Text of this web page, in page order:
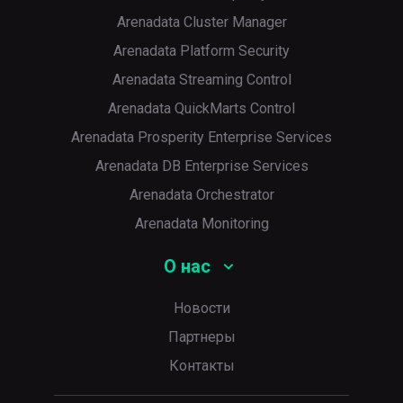
Arenadata Cluster Manager
Arenadata Platform Security
Arenadata Streaming Control
Arenadata QuickMarts Control
Arenadata Prosperity Enterprise Services
Arenadata DB Enterprise Services
Arenadata Orchestrator
Arenadata Monitoring
О нас
Новости
Партнеры
Контакты